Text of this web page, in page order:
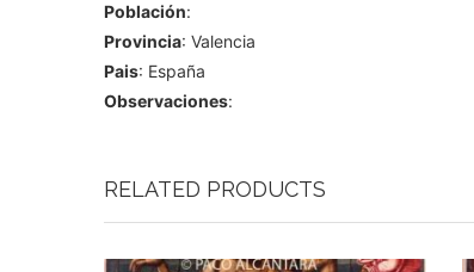
Población:
Provincia: Valencia
Pais: España
Observaciones:
RELATED PRODUCTS